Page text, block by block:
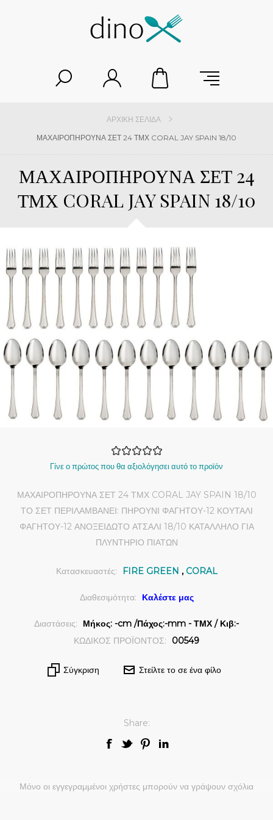
ΑΡΧΙΚΉ ΣΕΛΊΔΑ
ΜΑΧΑΙΡΟΠΗΡΟΥΝΑ ΣΕΤ 24 ΤΜΧ CORAL JAY SPAIN 18/10
ΜΑΧΑΙΡΟΠΗΡΟΥΝΑ ΣΕΤ 24
ΤΜΧ CORAL JAY SPAIN 18/10
Γίνε ο πρώτος που θα αξιολόγησει αυτό το προϊόν
ΜΑΧΑΙΡΟΠΗΡΟΥΝΑ ΣΕΤ 24 ΤΜΧ CORAL JAY SPAIN 18/10
ΤΟ ΣΕΤ ΠΕΡΙΛΑΜΒΑΝΕΙ: ΠΗΡΟΥΝΙ ΦΑΓΗΤΟΥ-12 ΚΟΥΤΑΛΙ
ΦΑΓΗΤΟΥ-12 ΑΝΟΞΕΙΔΩΤΟ ΑΤΣΑΛΙ 18/10 ΚΑΤΑΛΛΗΛΟ ΓΙΑ
ΠΛΥΝΤΗΡΙΟ ΠΙΑΤΩΝ
Κατασκευαστές: FIRE GREEN , CORAL
Διαθεσιμότητα: Καλέστε μας
Διαστάσεις:
Μήκος: -cm /Πάχος:-mm - ΤΜΧ / Κιβ:-
ΚΩΔΙΚΟΣ ΠΡΟΪΟΝΤΟΣ:
00549
Σύγκριση Στείλτε το σε ένα φίλο
Share:
Μόνο οι εγγεγραμμένοι χρήστες μπορούν να γράψουν σχόλια